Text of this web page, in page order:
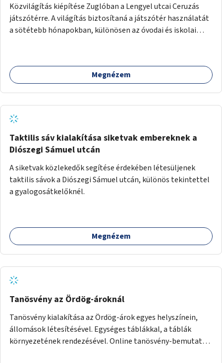
Közvilágítás kiépítése Zuglóban a Lengyel utcai Ceruzás
játszótérre. A világítás biztosítaná a játszótér használatát
a sötétebb hónapokban, különösen az óvodai és iskolai
Megnézem
Taktilis sáv kialakítása siketvak embereknek a
Diószegi Sámuel utcán
A siketvak közlekedők segítése érdekében létesüljenek
taktilis sávok a Diószegi Sámuel utcán, különös tekintettel
a gyalogosátkelőknél.
Megnézem
Tanösvény az Ördög-ároknál
Tanösvény kialakítása az Ördög-árok egyes helyszínein,
állomások létesítésével. Egységes táblákkal, a táblák
környezetének rendezésével. Online tanösvény-bemutató